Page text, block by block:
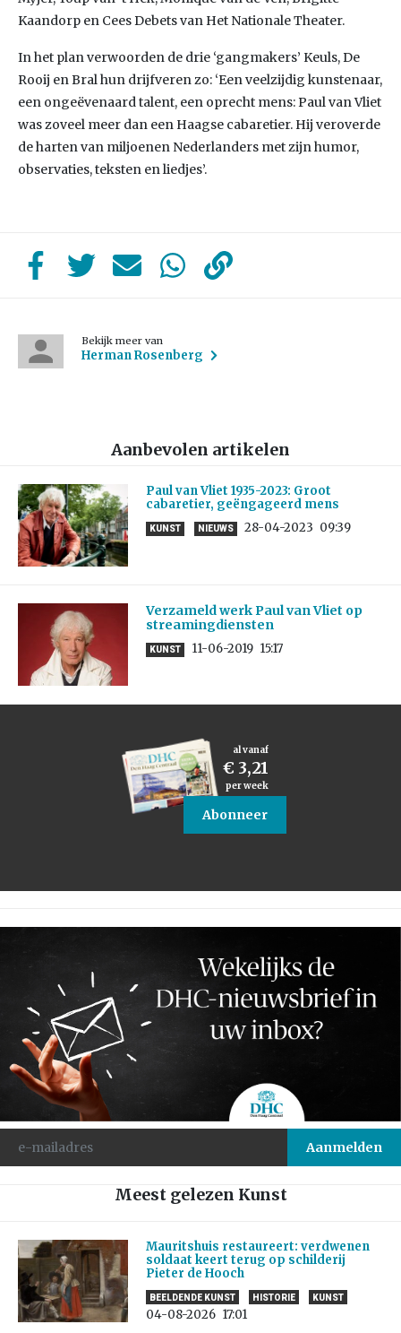
Kaandorp en Cees Debets van Het Nationale Theater.
In het plan verwoorden de drie ‘gangmakers’ Keuls, De
Rooij en Bral hun drijfveren zo: ‘Een veelzijdig kunstenaar,
een ongeëvenaard talent, een oprecht mens: Paul van Vliet
was zoveel meer dan een Haagse cabaretier. Hij veroverde
de harten van miljoenen Nederlanders met zijn humor,
observaties, teksten en liedjes’.
Bekijk meer van
Herman Rosenberg
Aanbevolen artikelen
Paul van Vliet 1935-2023: Groot
cabaretier, geëngageerd mens
KUNST NIEUWS 28-04-2023 09:39
Verzameld werk Paul van Vliet op
streamingdiensten
KUNST 11-06-2019 15:17
al vanaf
€ 3,21
per week
Abonneer
Meest gelezen Kunst
Mauritshuis restaureert: verdwenen
soldaat keert terug op schilderij
Pieter de Hooch
BEELDENDE KUNST HISTORIE KUNST
04-08-2026 17:01